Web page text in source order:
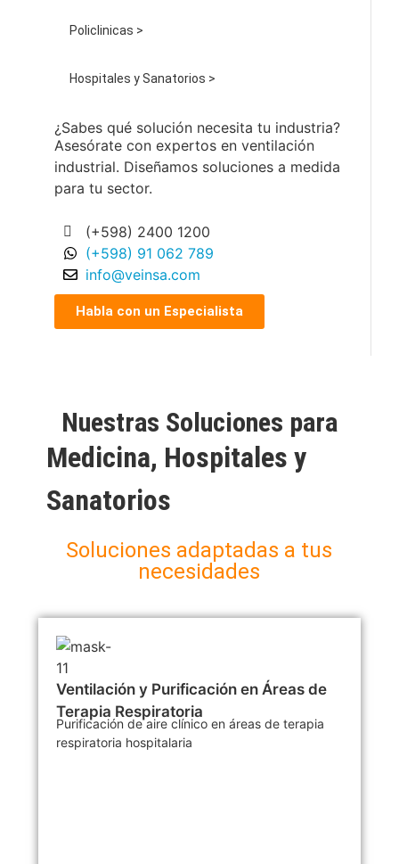
Policlinicas >
Hospitales y Sanatorios >
¿Sabes qué solución necesita tu industria?
Asesórate con expertos en ventilación
industrial. Diseñamos soluciones a medida
para tu sector.
(+598) 2400 1200
(+598) 91 062 789
info@veinsa.com
Habla con un Especialista
Nuestras Soluciones para
Medicina, Hospitales y
Sanatorios
Soluciones adaptadas a tus
necesidades
Ventilación y Purificación en Áreas de
Terapia Respiratoria
Purificación de aire clínico en áreas de terapia
respiratoria hospitalaria